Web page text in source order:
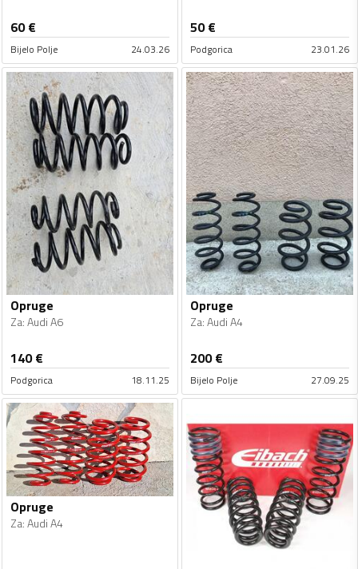
60€
Bijelo Polje 24.03.26
50€
Podgorica 23.01.26
Opruge
Za:Audi A6
140€
Podgorica 18.11.25
Opruge
Za:Audi A4
200€
Bijelo Polje 27.09.25
Opruge
Za:Audi A4